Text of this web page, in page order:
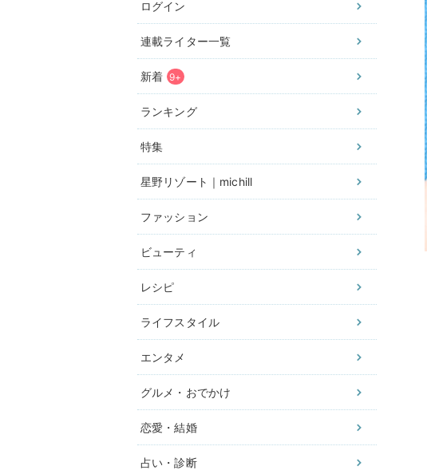
ログイン
連載ライター一覧
新着 9+
ランキング
特集
星野リゾート｜michill
ファッション
ビューティ
レシピ
ライフスタイル
エンタメ
グルメ・おでかけ
恋愛・結婚
占い・診断